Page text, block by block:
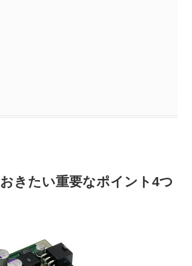
きたい重要なポイント4つ